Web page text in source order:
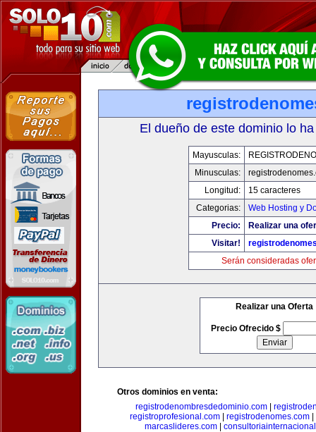
El dueño de este dominio lo
Mayusculas:
Minusculas:
Longitud:
15 caracteres
Categorias:
Web Hosting y
Precio:
Realizar una
Visitar!
Serán consideradas
Realizar una Oferta
Precio Ofrecido $
Otros dominios en venta:
registrodenombresdedominio.com|
registroprofesional.com| registrodenomes.com|
marcaslideres.com